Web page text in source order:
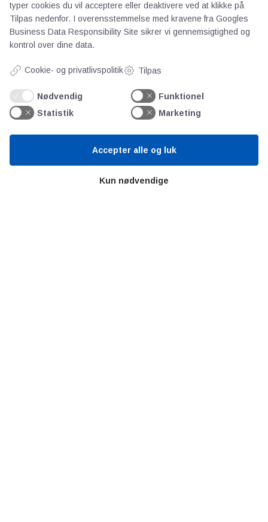
AOT
Om os
Kontakt
Persondata
Videncentre
typer cookies du vil acceptere eller deaktivere ved at klikke på
Tilpas nedenfor. I overensstemmelse med kravene fra Googles
Business Data Responsibility Site sikrer vi gennemsigtighed og
kontrol over dine data.
Cookie- og privatlivspolitik Tilpas
Nødvendig
Funktionel
Statistik
Marketing
Kun nødvendige
Accepter alle og luk